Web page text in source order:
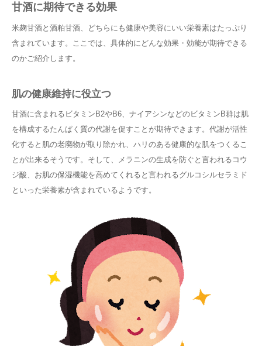
甘酒に期待できる効果
米麹甘酒と酒粕甘酒、どちらにも健康や美容にいい栄養素はたっぷり
含まれています。ここでは、具体的にどんな効果・効能が期待できる
のかご紹介します。
肌の健康維持に役立つ
甘酒に含まれるビタミンB2やB6、ナイアシンなどのビタミンB群は肌
を構成するたんぱく質の代謝を促すことが期待できます。代謝が活性
化すると肌の老廃物が取り除かれ、ハリのある健康的な肌をつくるこ
とが出来るそうです。そして、メラニンの生成を防ぐと言われるコウ
ジ酸、お肌の保湿機能を高めてくれると言われるグルコシルセラミド
といった栄養素が含まれているようです。